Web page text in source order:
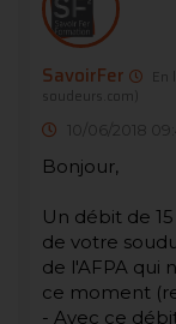
SavoirFer En
soudeurs.com)
10/06/2018
Bonjour,
Un débit de
de votre
de l'AFPA qui
ce moment
- Avec ce